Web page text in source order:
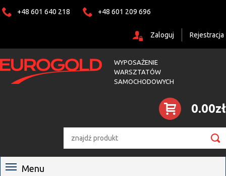
+48 601 640 218 +48 601 209 696
Zaloguj Rejestracja
WYPOSAŻENIE
WARSZTATÓW
SAMOCHODOWYCH
 0.00zł
Menu